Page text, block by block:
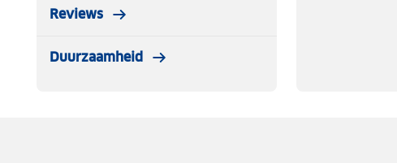
Reviews
Duurzaamheid